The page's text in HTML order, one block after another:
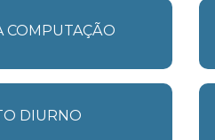
COMPUTAÇÃO
DIURNO